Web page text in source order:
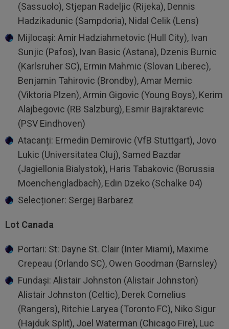
(Sassuolo), Stjepan Radeljic (Rijeka), Dennis
Hadzikadunic (Sampdoria), Nidal Celik (Lens)
Mijlocași: Amir Hadziahmetovic (Hull City), Ivan
Sunjic (Pafos), Ivan Basic (Astana), Dzenis Burnic
(Karlsruher SC), Ermin Mahmic (Slovan Liberec),
Benjamin Tahirovic (Brondby), Amar Memic
(Viktoria Plzen), Armin Gigovic (Young Boys), Kerim
Alajbegovic (RB Salzburg), Esmir Bajraktarevic
(PSV Eindhoven)
Atacanți: Ermedin Demirovic (VfB Stuttgart), Jovo
Lukic (Universitatea Cluj), Samed Bazdar
(Jagiellonia Bialystok), Haris Tabakovic (Borussia
Moenchengladbach), Edin Dzeko (Schalke 04)
Selecționer: Sergej Barbarez
Lot Canada
Portari: St: Dayne St. Clair (Inter Miami), Maxime
Crepeau (Orlando SC), Owen Goodman (Barnsley)
Fundași: Alistair Johnston (Alistair Johnston)
Alistair Johnston (Celtic), Derek Cornelius
(Rangers), Ritchie Laryea (Toronto FC), Niko Sigur
(Hajduk Split), Joel Waterman (Chicago Fire), Luc